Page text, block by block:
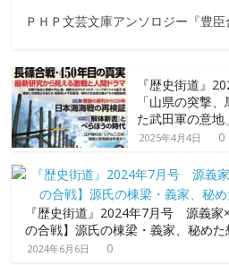
ＰＨＰ文芸文庫アンソロジー『豊臣
『歴史街道』
「山県の突撃
た武田軍の意地」
2025年4月4日 0
『歴史街道』2024年7月号 源義家
の合戦】源氏の棟梁・義家、秘めた
2024年6月6日 0